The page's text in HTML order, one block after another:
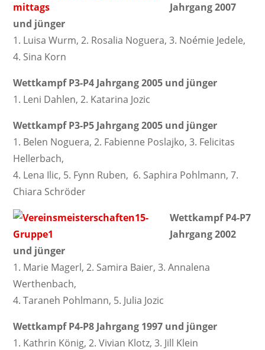
Jahrgang 2007
und jünger
1. Luisa Wurm, 2. Rosalia Noguera, 3. Noémie Jedele,
4. Sina Korn
Wettkampf P3-P4 Jahrgang 2005 und jünger
1. Leni Dahlen, 2. Katarina Jozic
Wettkampf P3-P5 Jahrgang 2005 und jünger
1. Belen Noguera, 2. Fabienne Poslajko, 3. Felicitas
Hellerbach,
4. Lena Ilic, 5. Fynn Ruben, 6. Saphira Pohlmann, 7.
Chiara Schröder
Wettkampf P4-P7
Jahrgang 2002
und jünger
1. Marie Magerl, 2. Samira Baier, 3. Annalena
Werthenbach,
4. Taraneh Pohlmann, 5. Julia Jozic
Wettkampf P4-P8 Jahrgang 1997 und jünger
1. Kathrin König, 2. Vivian Klotz, 3. Jill Klein